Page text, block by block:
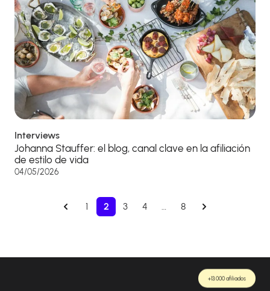
Interviews
Johanna Stauffer: el blog, canal clave en la afiliación
de estilo de vida
04/05/2026
1 2 3 4 … 8
+13.000 afiliados